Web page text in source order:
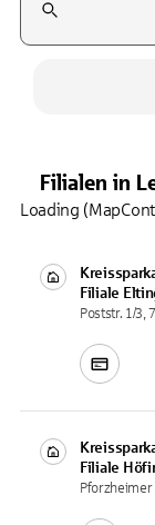
Filialen in
Filiale
Poststr. 1/3,
Filiale
Pforzheimer
Loading